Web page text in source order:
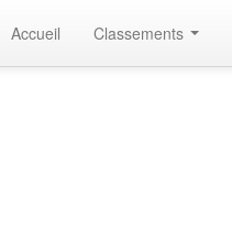
Accueil Classements